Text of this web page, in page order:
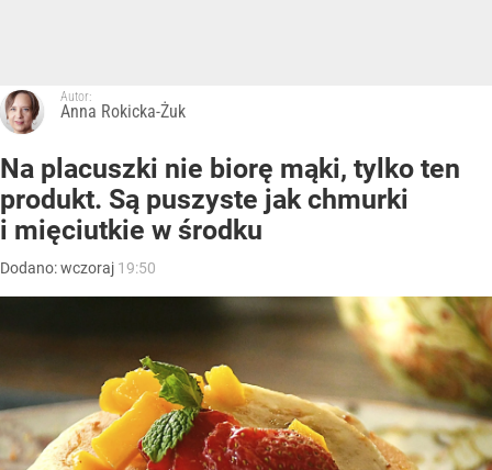
Autor:
Anna Rokicka-Żuk
Na placuszki nie biorę mąki, tylko ten
produkt. Są puszyste jak chmurki
i mięciutkie w środku
Dodano:wczoraj 19:50